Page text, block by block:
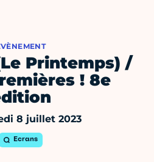
Printemps) /
! 8e
8 juillet 2023
Ecrans